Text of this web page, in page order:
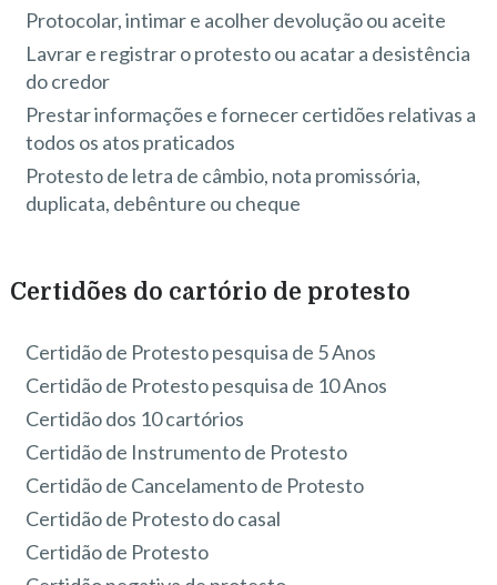
Protocolar, intimar e acolher devolução ou aceite
Lavrar e registrar o protesto ou acatar a desistência
do credor
Prestar informações e fornecer certidões relativas a
todos os atos praticados
Protesto de letra de câmbio, nota promissória,
duplicata, debênture ou cheque
Certidões do cartório de protesto
Certidão de Protesto pesquisa de 5 Anos
Certidão de Protesto pesquisa de 10 Anos
Certidão dos 10 cartórios
Certidão de Instrumento de Protesto
Certidão de Cancelamento de Protesto
Certidão de Protesto do casal
Certidão de Protesto